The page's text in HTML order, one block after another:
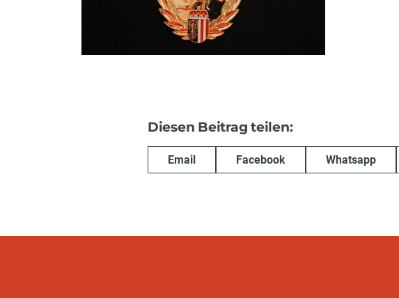
Diesen Beitrag teilen:
Email Facebook Whatsapp